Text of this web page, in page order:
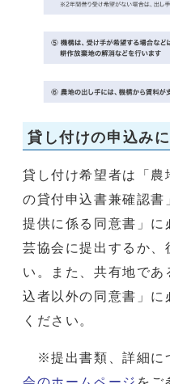
貸し付けの申込み
貸し付け希望者は「農
の貸付申込書兼確認書
提供に係る同意書」に
芸協会に提出するか、
い。また、共有地であ
込者以外の同意書」に
ください。
※提出書類、詳細に